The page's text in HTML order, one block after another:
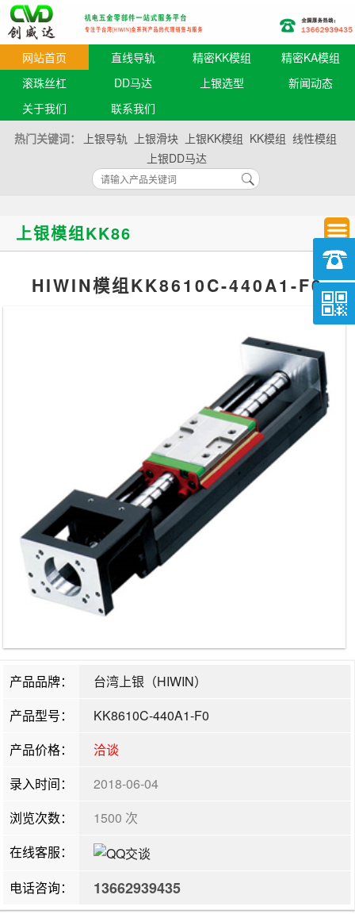
网站首页 直线导轨 精密KK模组
精密KA模组
滚珠丝杠
DD马达 上银选型
新闻动态
关于我们
联系我们
热门关键词：
上银导轨 上银滑块 上银KK模组 KK模组 线性模组
上银DD马达
上银模组KK86
HIWIN模组KK8610C-440A1-F0
产品品牌：
台湾上银（HIWIN）
产品型号：
KK8610C-440A1-F0
产品价格：
洽谈
录入时间：
2018-06-04
浏览次数：
1500 次
在线客服：
电话咨询：
13662939435